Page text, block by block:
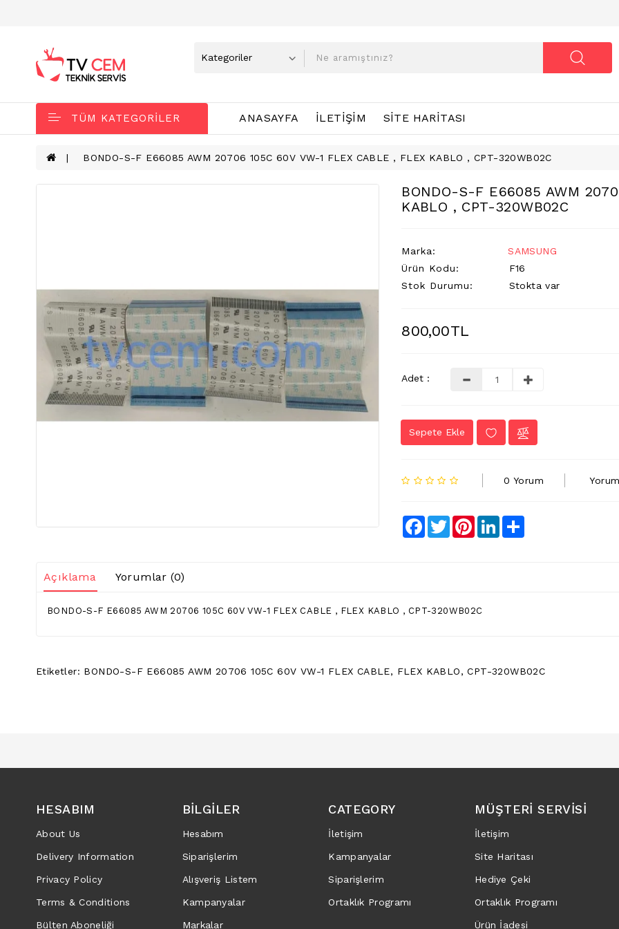
TÜM KATEGORILER ANASAYFA İLETIŞIM SITE HARITASI
BONDO-S-F E66085 AWM 20706 105C 60V VW-1 FLEX CABLE , FLEX KABLO , CPT-320WB02C
BONDO-S-F E66085 AWM
KABLO , CPT-320WB02C
Marka:
SAMSUNG
Ürün Kodu:
F16
Stok Durumu:
Stokta var
800,00TL
Adet :
Sepete Ekle
0 Yorum
Facebook
TwitterPinterestLinkedIn
Açıklama Yorumlar (0)
BONDO-S-F E66085 AWM 20706 105C 60V VW-1 FLEX CABLE , FLEX KABLO , CPT-320WB02C
Etiketler: BONDO-S-F E66085 AWM 20706 105C 60V VW-1 FLEX CABLE, FLEX KABLO,CPT-320WB02C
HESABIM
About Us
Delivery Information
Privacy Policy
Terms & Conditions
Bülten Aboneliği
BILGILER
Hesabım
Siparişlerim
Alışveriş Listem
Kampanyalar
Markalar
CATEGORY
İletişim
Kampanyalar
Siparişlerim
Ortaklık Programı
MÜŞTERI SERVISI
İletişim
Site Haritası
Hediye Çeki
Ortaklık Programı
Ürün İadesi